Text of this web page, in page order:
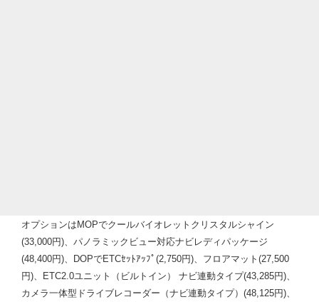
オプションはMOPでクールバイオレットクリスタルシャイン
(33,000円)、パノラミックビュー対応ナビレディパッケージ
(48,400円)、DOPでETCｾｯﾄｱｯﾌﾟ(2,750円)、フロアマット(27,500
円)、ETC2.0ユニット（ビルトイン） ナビ連動タイプ(43,285円)、
カメラ一体型ドライブレコーダー（ナビ連動タイプ）(48,125円)、